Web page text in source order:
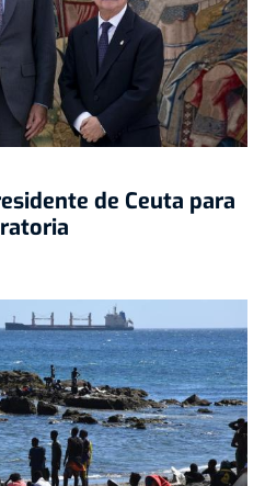
de Ceuta para